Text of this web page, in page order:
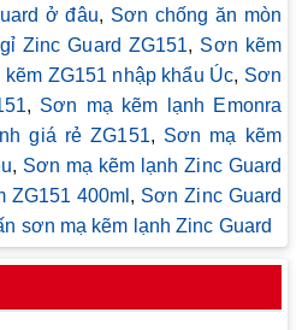
ở đâu, Sơn chống ăn mòn
Zinc Guard ZG151, Sơn kẽm
kẽm ZG151 nhập khẩu Úc, Sơn
, Sơn mạ kẽm lạnh Emonra
giá rẻ ZG151, Sơn mạ kẽm
, Sơn mạ kẽm lạnh Zinc Guard
ZG151 400ml , Sơn Zinc Guard
sơn mạ kẽm lạnh Zinc Guard